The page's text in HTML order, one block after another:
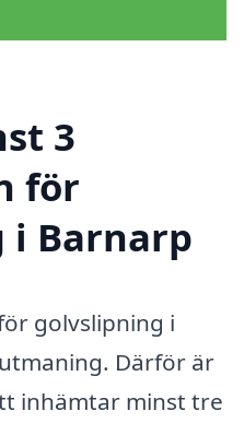
3
för
Barnarp
golvslipning i
Därför är
inhämtar minst tre